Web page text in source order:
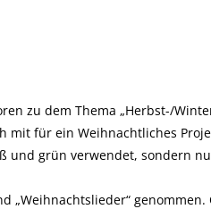
zu dem Thema „Herbst-/
mit für ein Weihnachtliches
und grün verwendet, sondern
„Weihnachtslieder“